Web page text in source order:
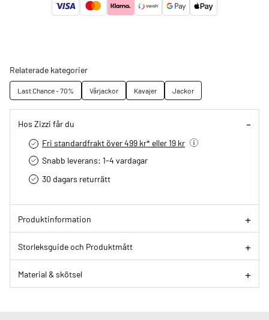
Relaterade kategorier
Last Chance - 70% Vårjackor Kavajer Jackor
Hos Zizzi får du
Fri standardfrakt över 499 kr* eller 19 kr
Snabb leverans: 1-4 vardagar
30 dagars returrätt­
Produktinformation
Storleksguide och Produktmått
Material & skötsel